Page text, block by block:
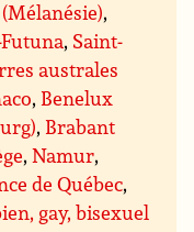
,
, Saint-
australes
, Benelux
, Brabant
,Namur,
de Québec,
gay, bisexuel